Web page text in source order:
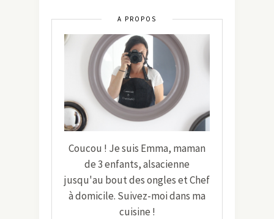
A PROPOS
Coucou ! Je suis Emma, maman
de 3 enfants, alsacienne
jusqu'au bout des ongles et Chef
à domicile. Suivez-moi dans ma
cuisine !